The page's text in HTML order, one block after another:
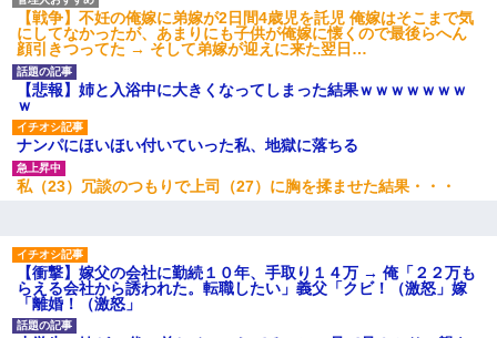
【戦争】不妊の俺嫁に弟嫁が2日間4歳児を託児 俺嫁はそこまで気
にしてなかったが、あまりにも子供が俺嫁に懐くので最後らへん
顔引きつってた → そして弟嫁が迎えに来た翌日…
【悲報】姉と入浴中に大きくなってしまった結果ｗｗｗｗｗｗｗ
ｗ
ナンパにほいほい付いていった私、地獄に落ちる
私（23）冗談のつもりで上司（27）に胸を揉ませた結果・・・
【衝撃】嫁父の会社に勤続１０年、手取り１４万 → 俺「２２万も
らえる会社から誘われた。転職したい」義父「クビ！（激怒」嫁
「離婚！（激怒」